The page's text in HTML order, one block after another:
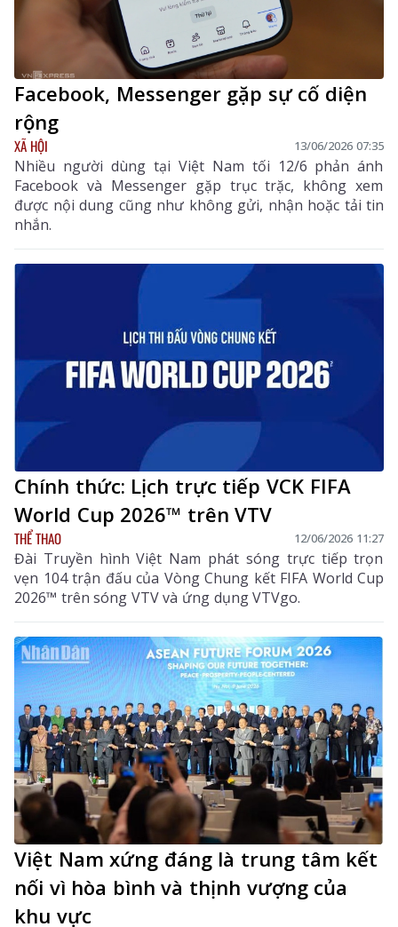
Facebook, Messenger gặp sự cố diện
rộng
XÃ HỘI 13/06/2026 07:35
Nhiều người dùng tại Việt Nam tối 12/6 phản ánh
Facebook và Messenger gặp trục trặc, không xem
được nội dung cũng như không gửi, nhận hoặc tải tin
nhắn.
Chính thức: Lịch trực tiếp VCK FIFA
World Cup 2026™ trên VTV
THỂ THAO 12/06/2026 11:27
Đài Truyền hình Việt Nam phát sóng trực tiếp trọn
vẹn 104 trận đấu của Vòng Chung kết FIFA World Cup
2026™ trên sóng VTV và ứng dụng VTVgo.
Việt Nam xứng đáng là trung tâm kết
nối vì hòa bình và thịnh vượng của
khu vực